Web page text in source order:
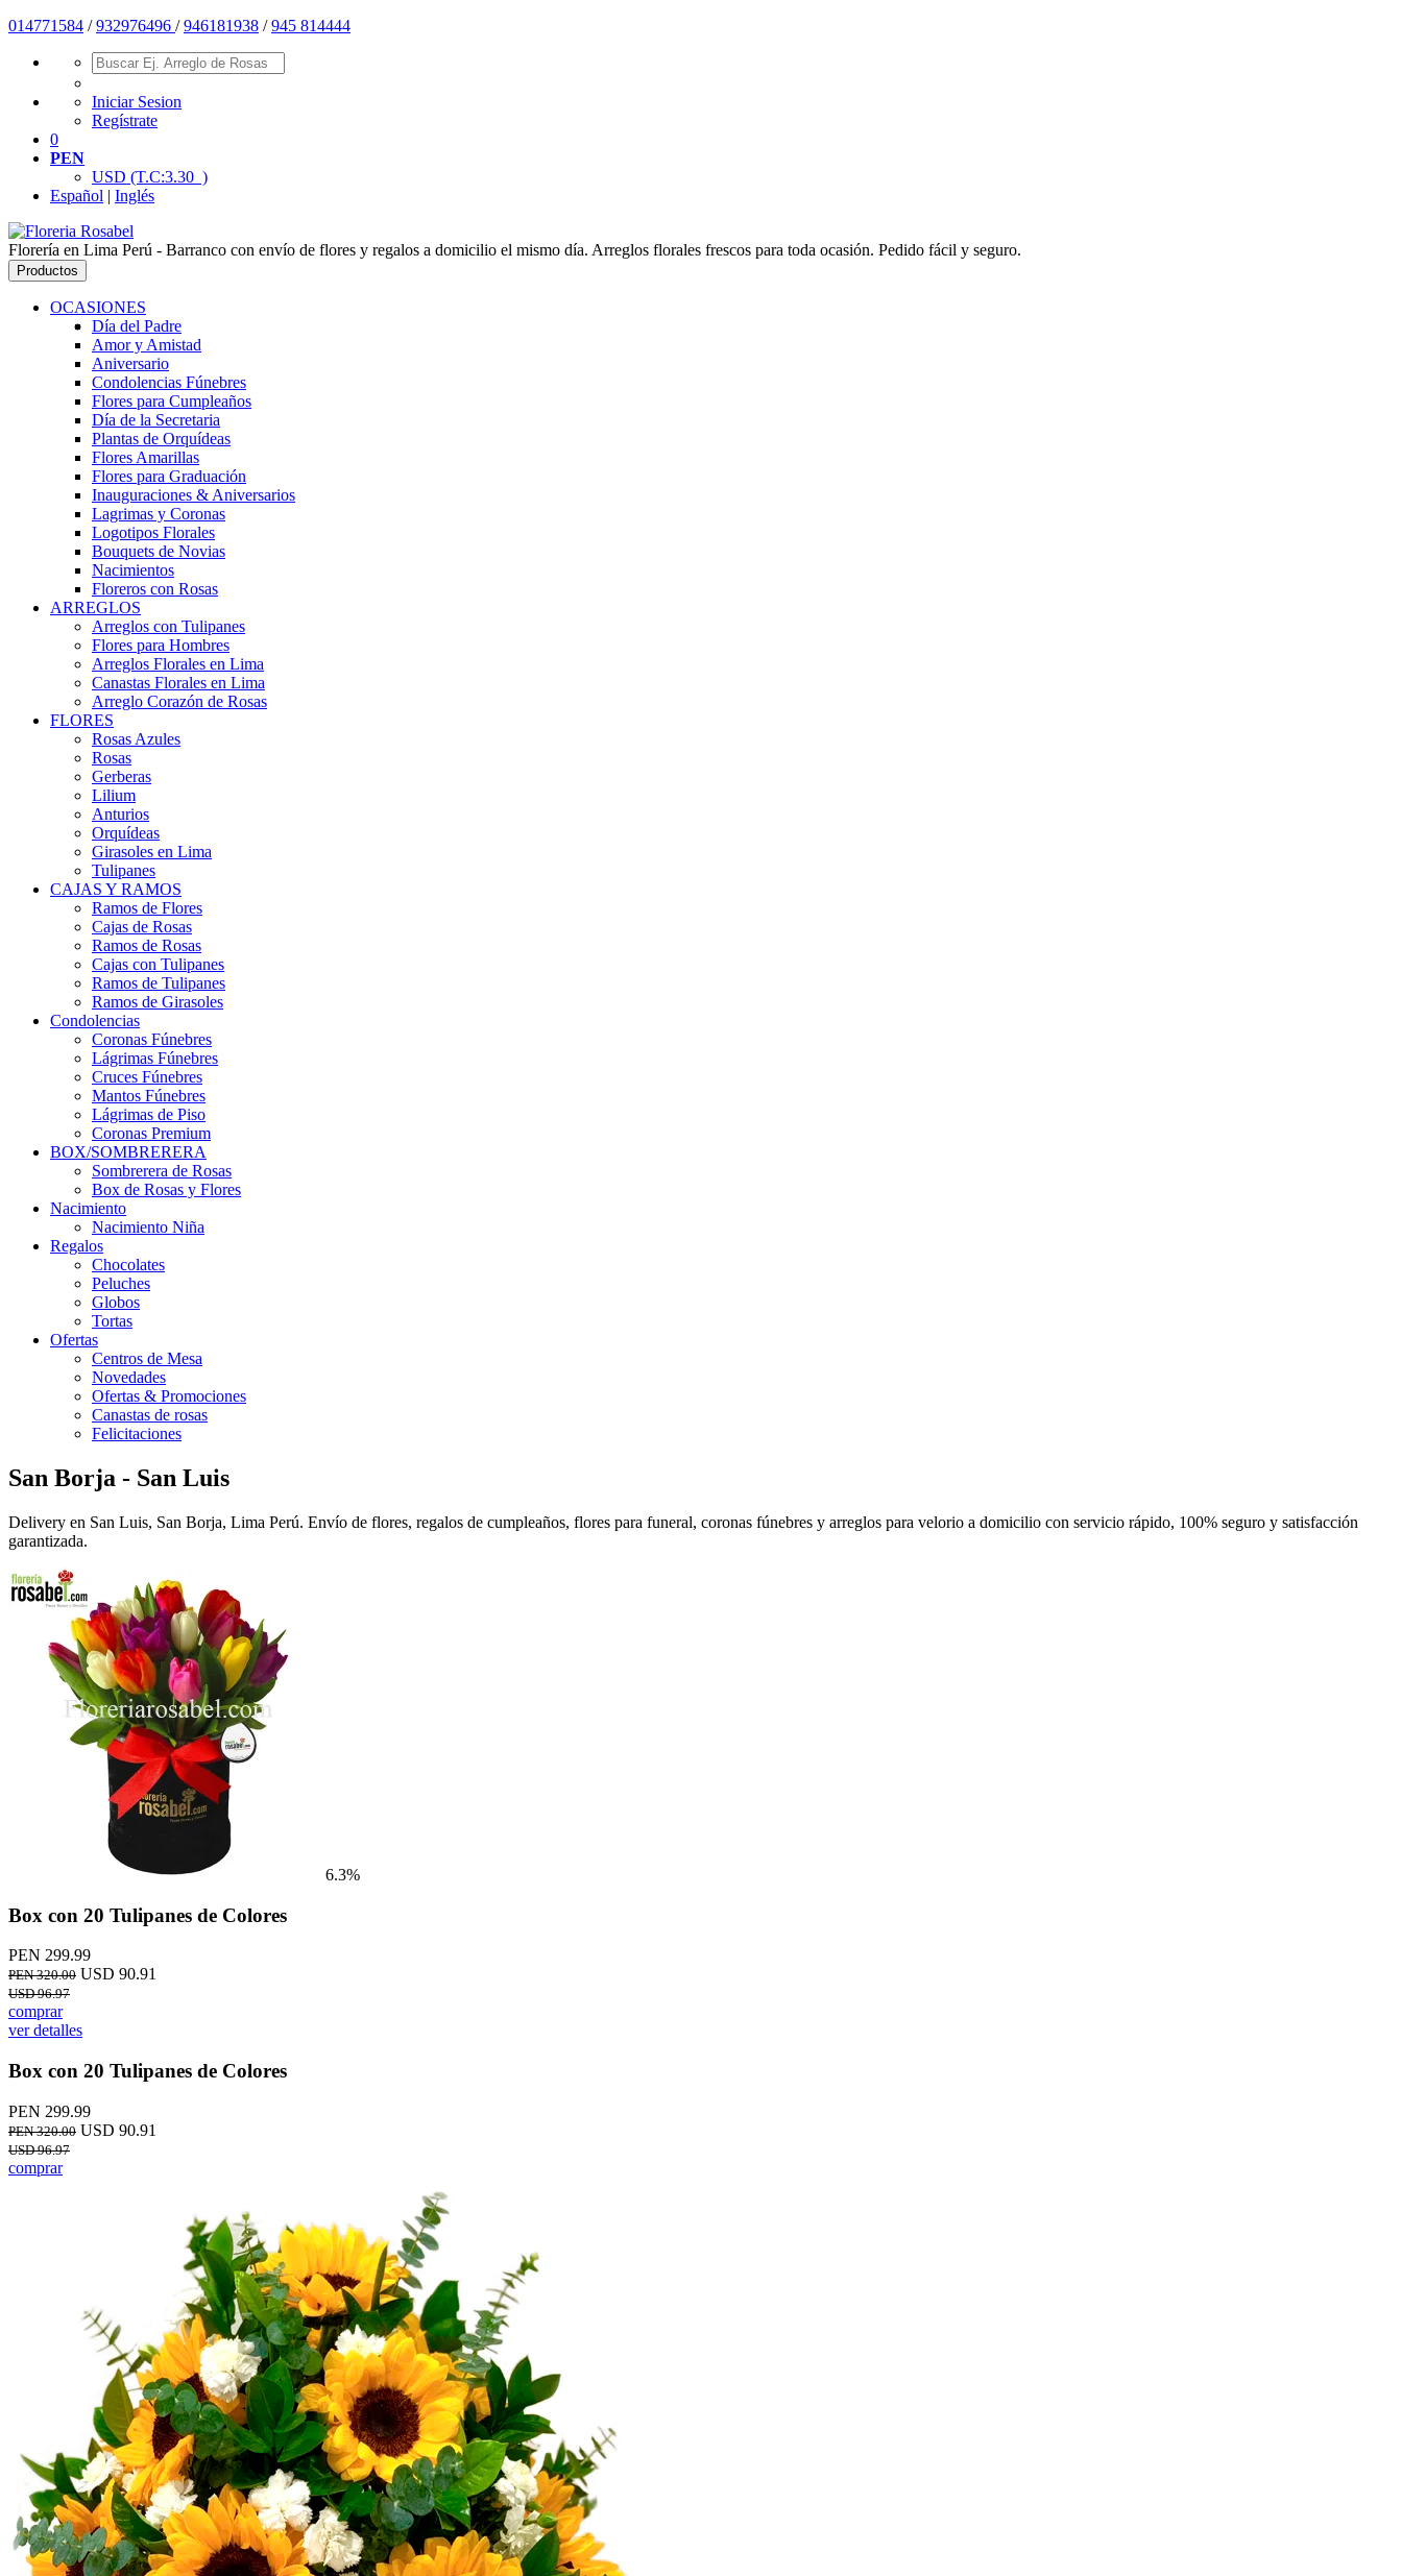
014771584 /932976496 /946181938 /945 814444
Iniciar Sesion
Regístrate
0
PEN
USD (T.C:3.30 )
Español | Inglés
Florería en Lima Perú - Barranco con envío de flores y regalos a domicilio el mismo día. Arreglos florales frescos para toda ocasión. Pedido fácil y seguro.
Productos
OCASIONES
Día del Padre
Amor y Amistad
Aniversario
Condolencias Fúnebres
Flores para Cumpleaños
Día de la Secretaria
Plantas de Orquídeas
Flores Amarillas
Flores para Graduación
Inauguraciones & Aniversarios
Lagrimas y Coronas
Logotipos Florales
Bouquets de Novias
Nacimientos
Floreros con Rosas
ARREGLOS
Arreglos con Tulipanes
Flores para Hombres
Arreglos Florales en Lima
Canastas Florales en Lima
Arreglo Corazón de Rosas
FLORES
Rosas Azules
Rosas
Gerberas
Lilium
Anturios
Orquídeas
Girasoles en Lima
Tulipanes
CAJAS Y RAMOS
Ramos de Flores
Cajas de Rosas
Ramos de Rosas
Cajas con Tulipanes
Ramos de Tulipanes
Ramos de Girasoles
Condolencias
Coronas Fúnebres
Lágrimas Fúnebres
Cruces Fúnebres
Mantos Fúnebres
Lágrimas de Piso
Coronas Premium
BOX/SOMBRERERA
Sombrerera de Rosas
Box de Rosas y Flores
Nacimiento
Nacimiento Niña
Regalos
Chocolates
Peluches
Globos
Tortas
Ofertas
Centros de Mesa
Novedades
Ofertas & Promociones
Canastas de rosas
Felicitaciones
San Borja - San Luis
Delivery en San Luis, San Borja, Lima Perú. Envío de flores, regalos de cumpleaños, flores para funeral, coronas fúnebres y arreglos para velorio a domicilio con servicio rápido, 100% seguro y satisfacción
garantizada.
6.3%
Box con 20 Tulipanes de Colores
PEN 299.99
PEN 320.00 USD 90.91
USD 96.97
comprar
ver detalles
Box con 20 Tulipanes de Colores
PEN 299.99
PEN 320.00 USD 90.91
USD 96.97
comprar